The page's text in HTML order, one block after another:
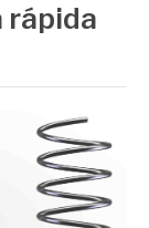
rápida